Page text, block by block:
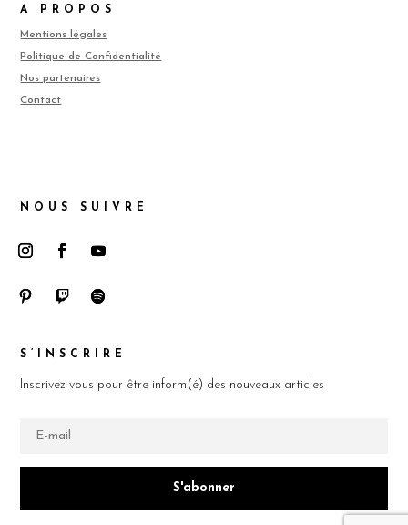
A PROPOS
Mentions légales
Politique de Confidentialité
Nos partenaires
Contact
NOUS SUIVRE
S’INSCRIRE
Inscrivez-vous pour être inform(é) des nouveaux articles
S'abonner